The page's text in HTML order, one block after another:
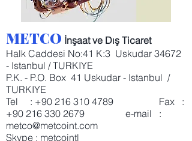
METCO İnşaat ve Dış Ticaret
Halk Caddesi No:41 K:3 Uskudar 34672
- Istanbul / TURKIYE
​P.K. - P.O. Box 41 Uskudar - Istanbul /
TURKIYE
Tel : +90 216 310 4789 Fax :
+90 216 330 2679 e-mail :
metco@metcoint.com
Skype : metcointl